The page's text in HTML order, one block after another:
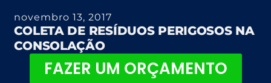
novembro 13, 2017
COLETA DE RESÍDUOS PERIGOSOS NA
CONSOLAÇÃO
FAZER UM ORÇAMENTO